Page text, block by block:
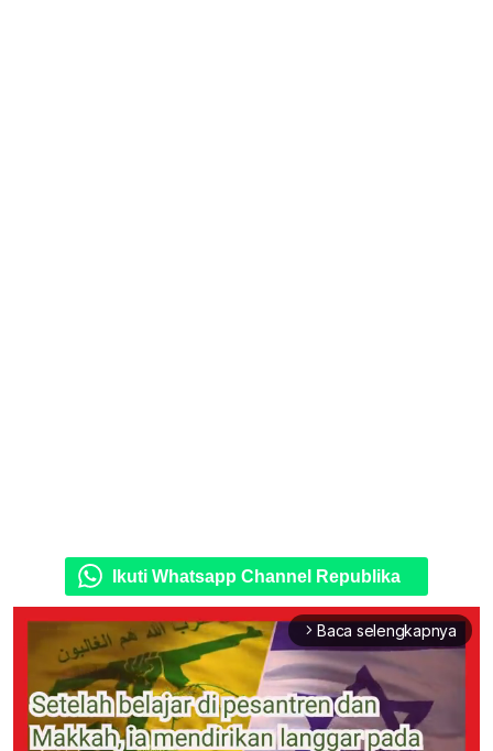
Ikuti Whatsapp Channel Republika
arrow_forward_ios Baca selengkapnya